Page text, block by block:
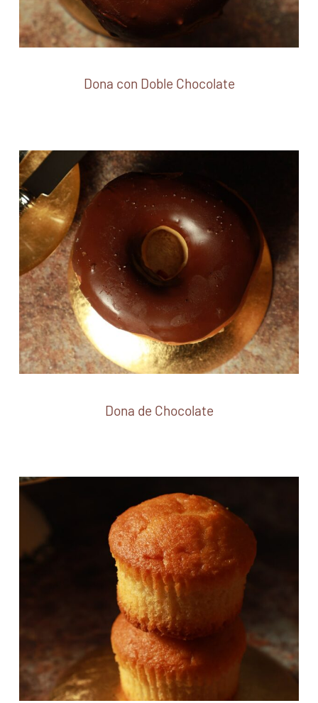
Dona con Doble Chocolate
Dona de Chocolate